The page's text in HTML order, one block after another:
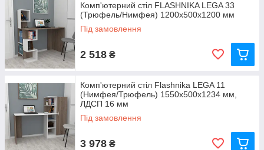
Комп'ютерний стіл FLASHNIKA LEGA 33
(Трюфель/Нимфея) 1200х500х1200 мм
Під замовлення
2 518 ₴
Комп'ютерний стіл Flashnika LEGA 11
(Нимфея/Трюфель) 1550x500x1234 мм,
ЛДСП 16 мм
Під замовлення
3 978 ₴